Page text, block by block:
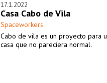
17.1.2022
Casa Cabo de Vila
Spaceworkers
Cabo de vila es un proyecto para
casa que no pareciera normal.